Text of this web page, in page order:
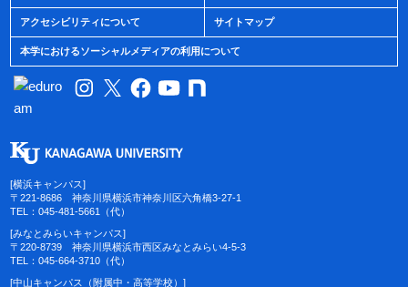
アクセシビリティについて サイトマップ
本学におけるソーシャルメディアの利用について
[横浜キャンパス]
〒221-8686 神奈川県横浜市神奈川区六角橋3-27-1
TEL：045-481-5661（代）
[みなとみらいキャンパス]
〒220-8739 神奈川県横浜市西区みなとみらい4-5-3
TEL：045-664-3710（代）
[中山キャンパス（附属中・高等学校）]